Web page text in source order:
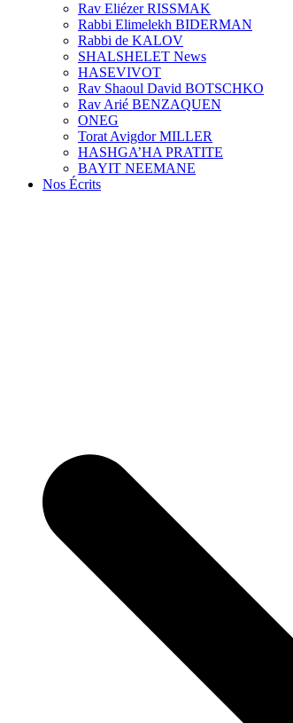
Rav Eliézer RISSMAK
Rabbi Elimelekh BIDERMAN
Rabbi de KALOV
SHALSHELET News
HASEVIVOT
Rav Shaoul David BOTSCHKO
Rav Arié BENZAQUEN
ONEG
Torat Avigdor MILLER
HASHGA’HA PRATITE
BAYIT NEEMANE
Nos Écrits